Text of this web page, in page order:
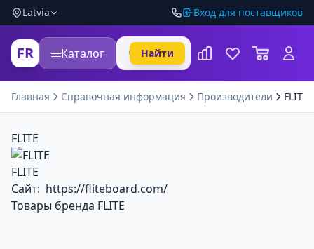
Latvia Вход для поставщиков
FR Каталог Найти
Главная Справочная информация Производители FLITE
FLITE
FLITE
Сайт: https://fliteboard.com/
Товары бренда FLITE